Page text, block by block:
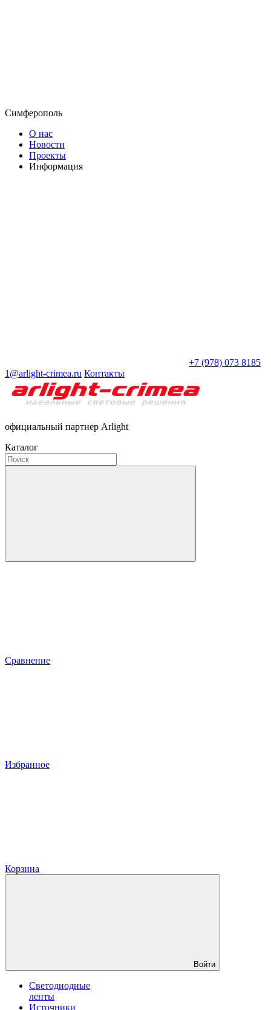
Симферополь
О нас
Новости
Проекты
Информация
+7 (978) 073 8185
1@arlight-crimea.ru Контакты
официальный партнер Arlight
Каталог
Сравнение
Избранное
Корзина
Войти
Светодиодные
ленты
Источники